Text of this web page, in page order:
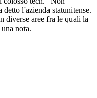
l'azienda statunitense.
diverse aree fra le quali la
nota.